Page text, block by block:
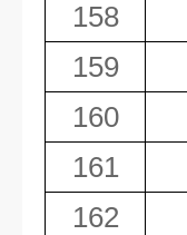
158
159
160
161
162